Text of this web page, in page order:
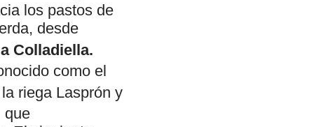
los pastos de
desde
Colladiella.
como el
riega Lasprón y
que